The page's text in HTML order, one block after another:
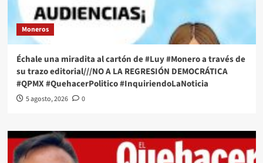
Moneros
Échale una miradita al cartón de #Luy #Monero a través de
su trazo editorial///NO A LA REGRESIÓN DEMOCRÁTICA
#QPMX #QuehacerPolitico #InquiriendoLaNoticia
5 agosto, 2026 0